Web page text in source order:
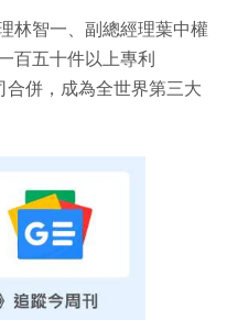
林智一、副總經理葉中權
百五十件以上專利
併，成為全世界第三大